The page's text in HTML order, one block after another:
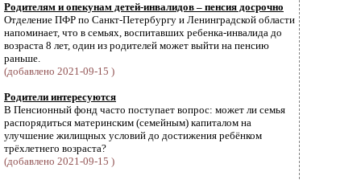
Родителям и опекунам детей-инвалидов – пенсия досрочно
Отделение ПФР по Санкт-Петербургу и Ленинградской области
напоминает, что в семьях, воспитавших ребенка-инвалида до
возраста 8 лет, один из родителей может выйти на пенсию
раньше.
(добавлено 2021-09-15 )
Родители интересуются
В Пенсионный фонд часто поступает вопрос: может ли семья
распорядиться материнским (семейным) капиталом на
улучшение жилищных условий до достижения ребёнком
трёхлетнего возраста?
(добавлено 2021-09-15 )